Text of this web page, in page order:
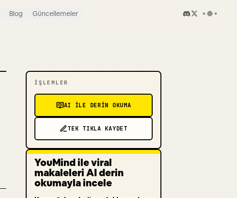
Blog Güncellemeler
İŞLEMLER
AI ILE DERIN OKUMA
TEK TIKLA KAYDET
YouMind ile viral
makaleleri AI derin
okumayla incele